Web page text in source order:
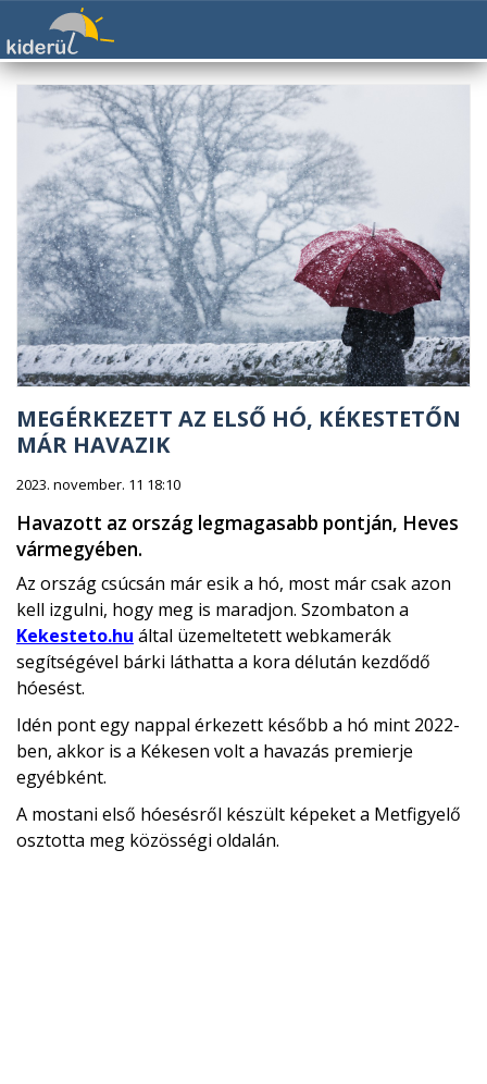
MEGÉRKEZETT AZ ELSŐ HÓ, KÉKESTETŐN
MÁR HAVAZIK
2023. november. 11 18:10
Havazott az ország legmagasabb pontján, Heves
vármegyében.
Az ország csúcsán már esik a hó, most már csak azon
kell izgulni, hogy meg is maradjon. Szombaton a
Kekesteto.hu által üzemeltetett webkamerák
segítségével bárki láthatta a kora délután kezdődő
hóesést.
Idén pont egy nappal érkezett később a hó mint 2022-
ben, akkor is a Kékesen volt a havazás premierje
egyébként.
A mostani első hóesésről készült képeket a Metfigyelő
osztotta meg közösségi oldalán.